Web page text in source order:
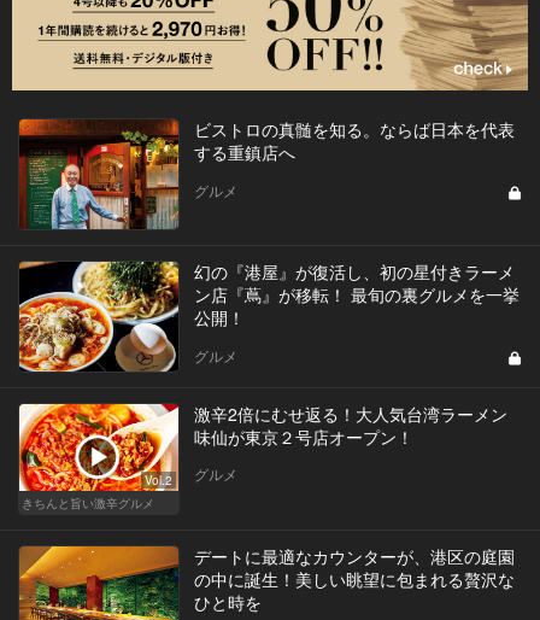
ビストロの真髄を知る。ならば日本を代表
する重鎮店へ
グルメ
幻の『港屋』が復活し、初の星付きラーメ
ン店『蔦』が移転！ 最旬の裏グルメを一挙
公開！
グルメ
Vol.2
きちんと旨い激辛グルメ
激辛2倍にむせ返る！大人気台湾ラーメン
味仙が東京２号店オープン！
グルメ
デートに最適なカウンターが、港区の庭園
の中に誕生！美しい眺望に包まれる贅沢な
ひと時を